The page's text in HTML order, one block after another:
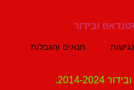
תנאים והגבלות